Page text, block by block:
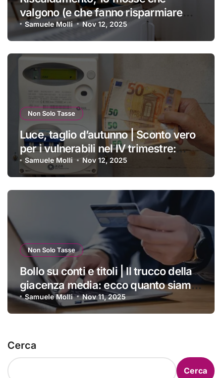
valgono (e che fanno risparmiare
tanti soldini) | I trucchi migliori per
passare un inverno spettacolare
Samuele Molli Nov 12, 2025
Non Solo Tasse
Luce, taglio d’autunno | Sconto vero
per i vulnerabili nel IV trimestre:
ecco a chi si applica e come
ottenerlo
Samuele Molli Nov 12, 2025
Non Solo Tasse
Bollo su conti e titoli | Il trucco della
giacenza media: ecco quanto siamo
costretti a pagare ogni anno
Samuele Molli Nov 11, 2025
Cerca
Cerca